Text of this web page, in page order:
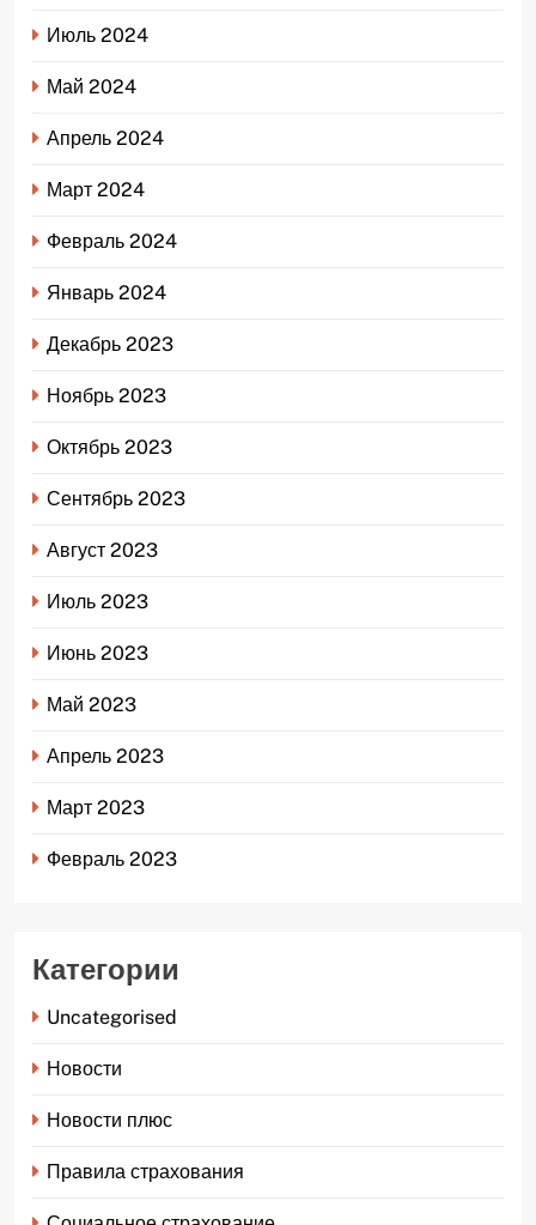
Июль 2024
Май 2024
Апрель 2024
Март 2024
Февраль 2024
Январь 2024
Декабрь 2023
Ноябрь 2023
Октябрь 2023
Сентябрь 2023
Август 2023
Июль 2023
Июнь 2023
Май 2023
Апрель 2023
Март 2023
Февраль 2023
Категории
Uncategorised
Новости
Новости плюс
Правила страхования